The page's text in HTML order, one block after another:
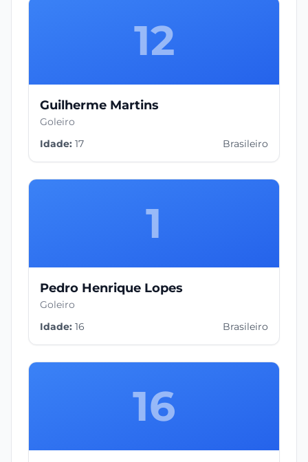
12
Guilherme Martins
Goleiro
Idade: 17 Brasileiro
1
Pedro Henrique Lopes
Goleiro
Idade: 16 Brasileiro
16